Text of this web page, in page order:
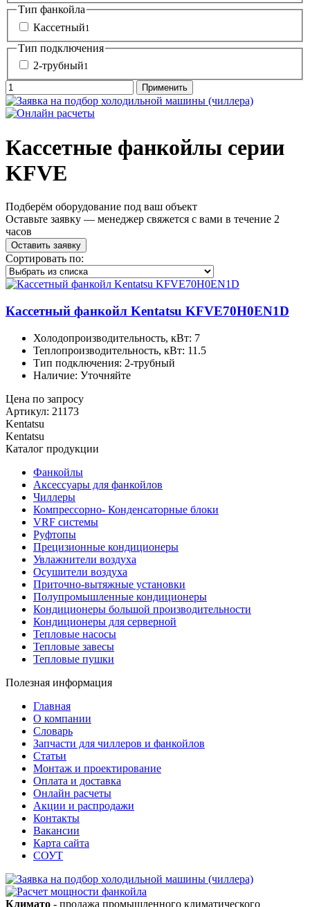
Тип фанкойла
Кассетный1
Тип подключения
2-трубный1
Кассетные фанкойлы серии
KFVE
Подберём оборудование под ваш объект
Оставьте заявку — менеджер свяжется с вами в течение 2
часов
Оставить заявку
Сортировать по:
Кассетный фанкойл Kentatsu KFVE70H0EN1D
Холодопроизводительность, кВт: 7
Теплопроизводительность, кВт: 11.5
Тип подключения: 2-трубный
Наличие: Уточняйте
Цена по запросу
Артикул: 21173
Kentatsu
Kentatsu
Каталог продукции
Фанкойлы
Аксессуары для фанкойлов
Чиллеры
Компрессорно- Конденсаторные блоки
VRF системы
Руфтопы
Прецизионные кондиционеры
Увлажнители воздуха
Осушители воздуха
Приточно-вытяжные установки
Полупромышленные кондиционеры
Кондиционеры большой производительности
Кондиционеры для серверной
Тепловые насосы
Тепловые завесы
Тепловые пушки
Полезная информация
Главная
О компании
Словарь
Запчасти для чиллеров и фанкойлов
Статьи
Монтаж и проектирование
Оплата и доставка
Онлайн расчеты
Акции и распродажи
Контакты
Вакансии
Карта сайта
СОУТ
Климато - продажа промышленного климатического